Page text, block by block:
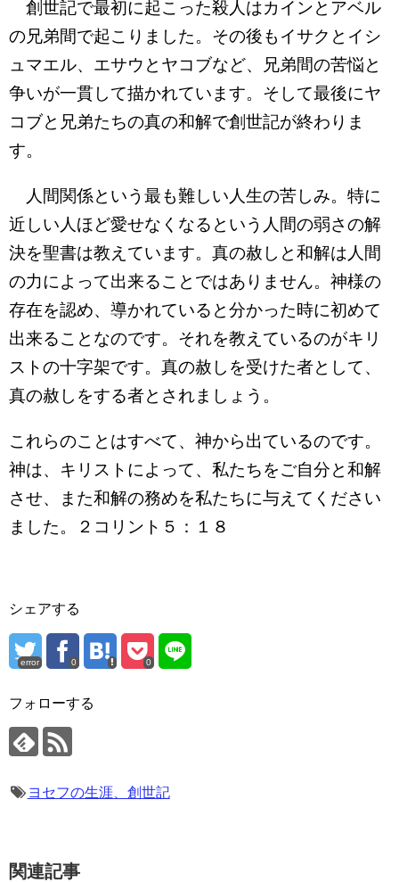
創世記で最初に起こった殺人はカインとアベル
の兄弟間で起こりました。その後もイサクとイシ
ュマエル、エサウとヤコブなど、兄弟間の苦悩と
争いが一貫して描かれています。そして最後にヤ
コブと兄弟たちの真の和解で創世記が終わりま
す。
人間関係という最も難しい人生の苦しみ。特に
近しい人ほど愛せなくなるという人間の弱さの解
決を聖書は教えています。真の赦しと和解は人間
の力によって出来ることではありません。神様の
存在を認め、導かれていると分かった時に初めて
出来ることなのです。それを教えているのがキリ
ストの十字架です。真の赦しを受けた者として、
真の赦しをする者とされましょう。
これらのことはすべて、神から出ているのです。
神は、キリストによって、私たちをご自分と和解
させ、また和解の務めを私たちに与えてください
ました。２コリント５：１８
シェアする
error 0 0
フォローする
ヨセフの生涯、創世記
関連記事